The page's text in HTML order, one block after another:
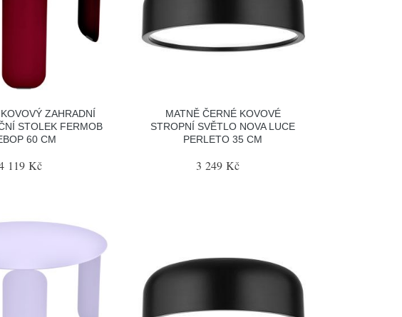
ZAHRADNÍ
STOLEK FERMOB
60 CM
119 Kč
MATNĚ ČERNÉ KOVOVÉ
STROPNÍ SVĚTLO NOVA LUCE
PERLETO 35 CM
3 249 Kč